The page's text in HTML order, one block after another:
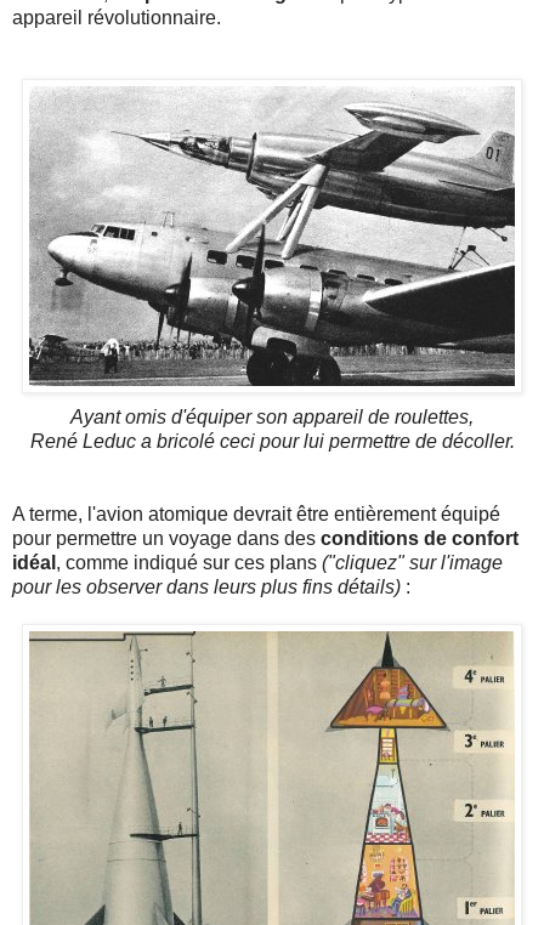
appareil révolutionnaire.
Ayant omis d'équiper son appareil de roulettes,
René Leduc a bricolé ceci pour lui permettre de décoller.
A terme, l'avion atomique devrait être entièrement équipé
pour permettre un voyage dans des conditions de confort
idéal , comme indiqué sur ces plans ("cliquez" sur l'image
pour les observer dans leurs plus fins détails) :